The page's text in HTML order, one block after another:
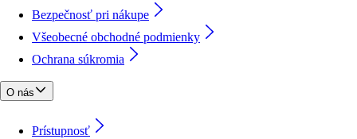
Bezpečnosť pri nákupe
Všeobecné obchodné podmienky
Ochrana súkromia
O nás
Prístupnosť